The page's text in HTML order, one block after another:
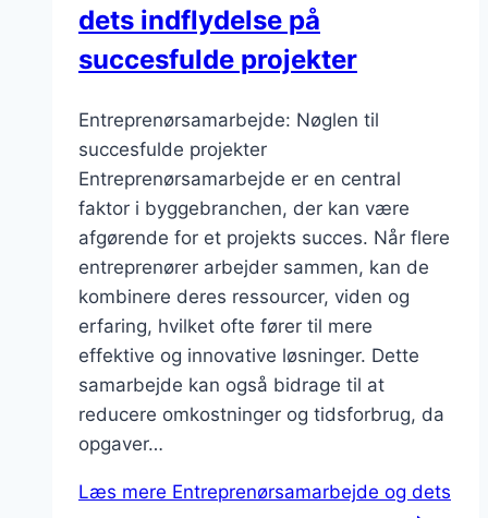
dets indflydelse på
succesfulde projekter
Entreprenørsamarbejde: Nøglen til
succesfulde projekter
Entreprenørsamarbejde er en central
faktor i byggebranchen, der kan være
afgørende for et projekts succes. Når flere
entreprenører arbejder sammen, kan de
kombinere deres ressourcer, viden og
erfaring, hvilket ofte fører til mere
effektive og innovative løsninger. Dette
samarbejde kan også bidrage til at
reducere omkostninger og tidsforbrug, da
opgaver…
Læs mere Entreprenørsamarbejde og dets